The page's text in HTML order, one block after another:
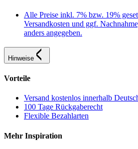
Alle Preise inkl. 7% bzw. 19%
Versandkosten und ggf.
anders angegeben.
Hinweise
Vorteile
Versand kostenlos innerhalb
100 Tage Rückgaberecht
Flexible Bezahlarten
Mehr Inspiration